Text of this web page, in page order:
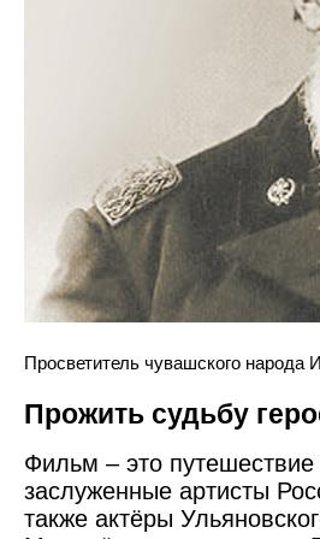
Просветитель чувашского народа
Прожить судьбу
Фильм – это
заслуженные артисты
также актёры